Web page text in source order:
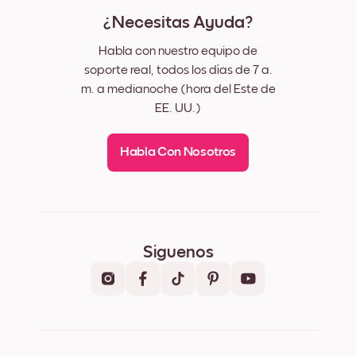
¿Necesitas Ayuda?
Habla con nuestro equipo de
soporte real, todos los días de 7 a.
m. a medianoche (hora del Este de
EE. UU.)
Habla Con Nosotros
Síguenos